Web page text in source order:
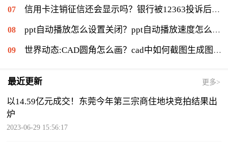
信用卡注销征信还会显示吗？银行被12363投诉后果是什么？|环球通讯
ppt自动播放怎么设置关闭？ppt自动播放速度怎么调慢？ 世界报资讯
世界动态:CAD圆角怎么画？cad中如何截图生成图片？
最近更新 更多>
以14.59亿元成交！东莞今年第三宗商住地块竞拍结果出
炉
2023-06-29 15:56:17